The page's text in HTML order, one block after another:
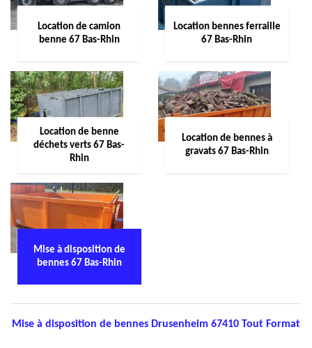
Location de camion
benne 67 Bas-Rhin
Location bennes ferraille
67 Bas-Rhin
Location de benne
déchets verts 67 Bas-
Rhin
Location de bennes à
gravats 67 Bas-Rhin
Mise à disposition de
bennes 67 Bas-Rhin
Mise à disposition de bennes Drusenheim 67410 Tout Format